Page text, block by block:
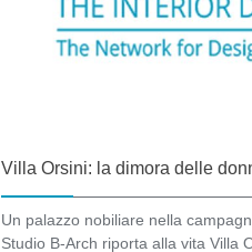
Villa Orsini: la dimora delle
Un palazzo nobiliare nella
Studio B-Arch riporta alla vita Villa